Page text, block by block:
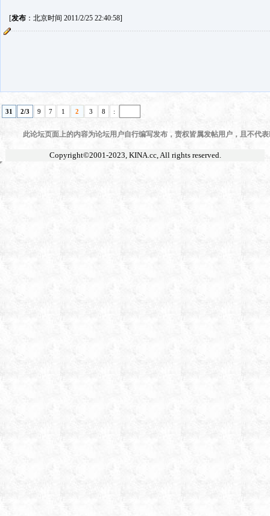
[发布：北京时间 2011/2/25 22:40:58]
31 2/3 9 7 1 2 3 8 :
此论坛页面上的内容为论坛用户自行编写发布，责权皆属发帖用户，且不代
Copyright©2001-2023, KINA.cc, All rights reserved.